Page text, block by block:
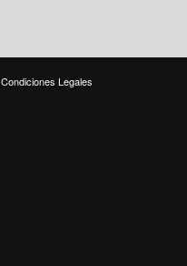
Condiciones Legales